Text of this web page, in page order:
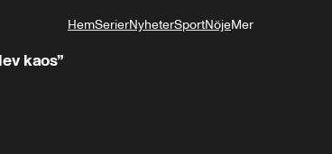
HemSerierNyheterSportNöjeMer
kaos”